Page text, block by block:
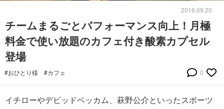
2016.09.20
チームまるごとパフォーマンス向上！月極
料金で使い放題のカフェ付き酸素カプセル
登場
#おひとり様 #カフェ 0
イチローやデビッドベッカム、萩野公介といったスポーツ